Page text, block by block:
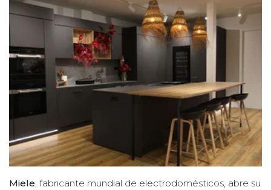
Miele , fabricante mundial de electrodomésticos, abre su